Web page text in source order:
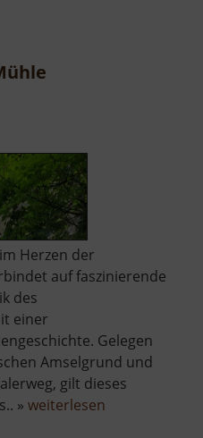
Herzen der
auf faszinierende
des
einer
Gelegen
Amselgrund und
gilt dieses
» weiterlesen